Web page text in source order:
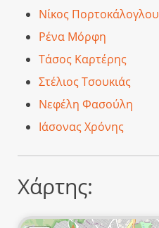
Νίκος Πορτοκάλογλου
Ρένα Μόρφη
Τάσος Καρτέρης
Στέλιος Τσουκιάς
Νεφέλη Φασούλη
Ιάσονας Χρόνης
Χάρτης: